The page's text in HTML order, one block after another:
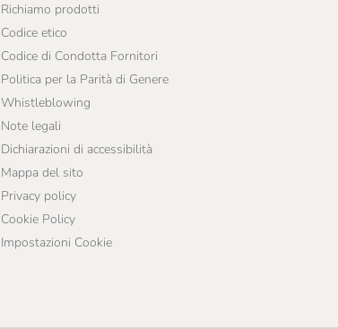
Richiamo prodotti
Codice etico
Codice di Condotta Fornitori
Politica per la Parità di Genere
Whistleblowing
Note legali
Dichiarazioni di accessibilità
Mappa del sito
Privacy policy
Cookie Policy
Impostazioni Cookie